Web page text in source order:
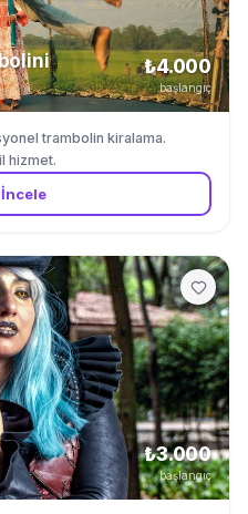
₺4.000
başlangıç
trambolin kiralama.
hizmet.
₺3.000
başlangıç